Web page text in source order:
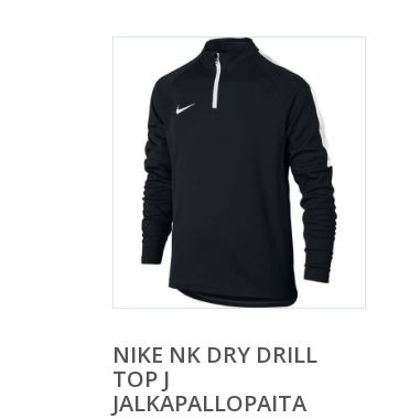
NIKE NK DRY DRILL
TOP J
JALKAPALLOPAITA